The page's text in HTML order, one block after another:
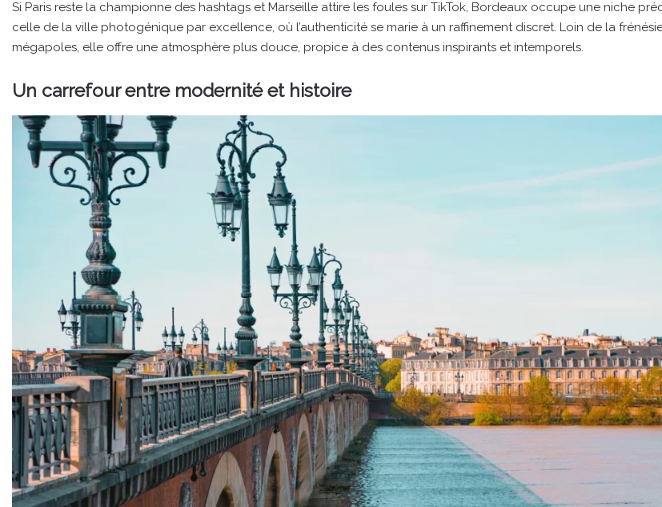
Si Paris reste la championne des hashtags et Marseille attire les foules sur TikTok, Bordeaux occupe une niche
celle de la ville photogénique par excellence, où l’authenticité se marie à un raffinement discret. Loin de la
mégapoles, elle offre une atmosphère plus douce, propice à des contenus inspirants et intemporels.
Un carrefour entre modernité et histoire